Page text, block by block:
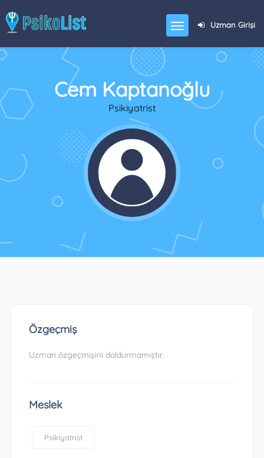
Uzman Girişi
Cem Kaptanoğlu
Psikiyatrist
Özgeçmiş
Uzman özgeçmişini doldurmamıştır.
Meslek
Psikiyatrist